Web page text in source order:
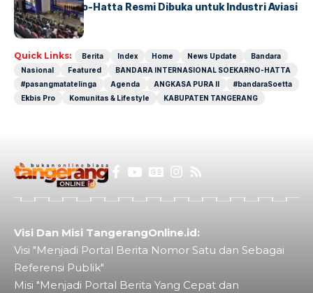
IALC Soekarno-Hatta Resmi Dibuka untuk Industri Aviasi
Dunia
Quick Links: Berita Index Home News Update
Bandara
Nasional
Featured
BANDARA INTERNASIONAL SOEKARNO-HATTA
#pasangmatatelinga
Agenda ANGKASA PURA II
#bandaraSoetta
Ekbis Pro
Komunitas & Lifestyle KABUPATEN TANGERANG
Visi Dan Misi TangerangOnline.id:
Visi "Menjadi Portal Berita Nomor Satu dan Sebagai
Referensi Publik"
Misi "Menjadi Portal Berita Yang Cepat dan